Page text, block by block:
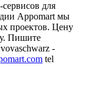
для
Appomart мы
проектов. Цену
Пишите
-
tel